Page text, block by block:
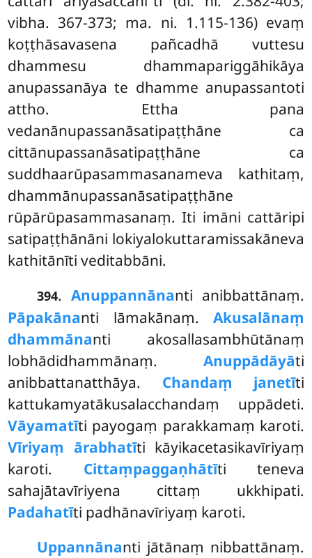
vibha. 367-373; ma. ni. 1.115-136) evaṃ
koṭṭhāsavasena pañcadhā vuttesu
dhammesu dhammapariggāhikāya
anupassanāya te dhamme anupassantoti
attho. Ettha pana
vedanānupassanāsatipaṭṭhāne ca
cittānupassanāsatipaṭṭhāne ca
suddhaarūpasammasanameva kathitaṃ,
dhammānupassanāsatipaṭṭhāne
rūpārūpasammasanaṃ. Iti imāni cattāripi
satipaṭṭhānāni lokiyalokuttaramissakāneva
kathitānīti veditabbāni.
394. Anuppannānanti anibbattānaṃ.
Pāpakānanti lāmakānaṃ. Akusalānaṃ
dhammānanti akosallasambhūtānaṃ
lobhādidhammānaṃ. Anuppādāyāti
anibbattanatthāya. Chandaṃ janetīti
kattukamyatākusalacchandaṃ uppādeti.
Vāyamatīti payogaṃ parakkamaṃ karoti.
Vīriyaṃ ārabhatīti kāyikacetasikavīriyaṃ
karoti. Cittaṃpaggaṇhātīti teneva
sahajātavīriyena cittaṃ ukkhipati.
Padahatīti padhānavīriyaṃ karoti.
Uppannānanti jātānaṃ nibbattānaṃ.